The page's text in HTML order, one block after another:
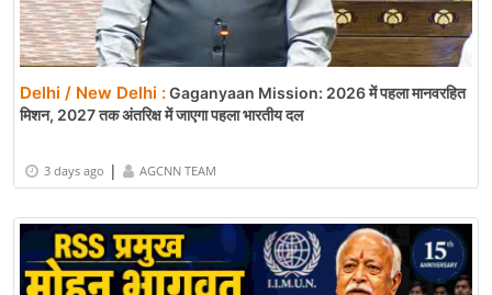
Delhi / New Delhi :Gaganyaan Mission: 2026 में पहला मानवरहित
मिशन, 2027 तक अंतरिक्ष में जाएगा पहला भारतीय दल
3 days ago | AGCNN TEAM